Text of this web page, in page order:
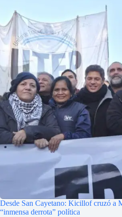
Desde San Cayetano: Kicillof cruzó a
“inmensa derrota” política